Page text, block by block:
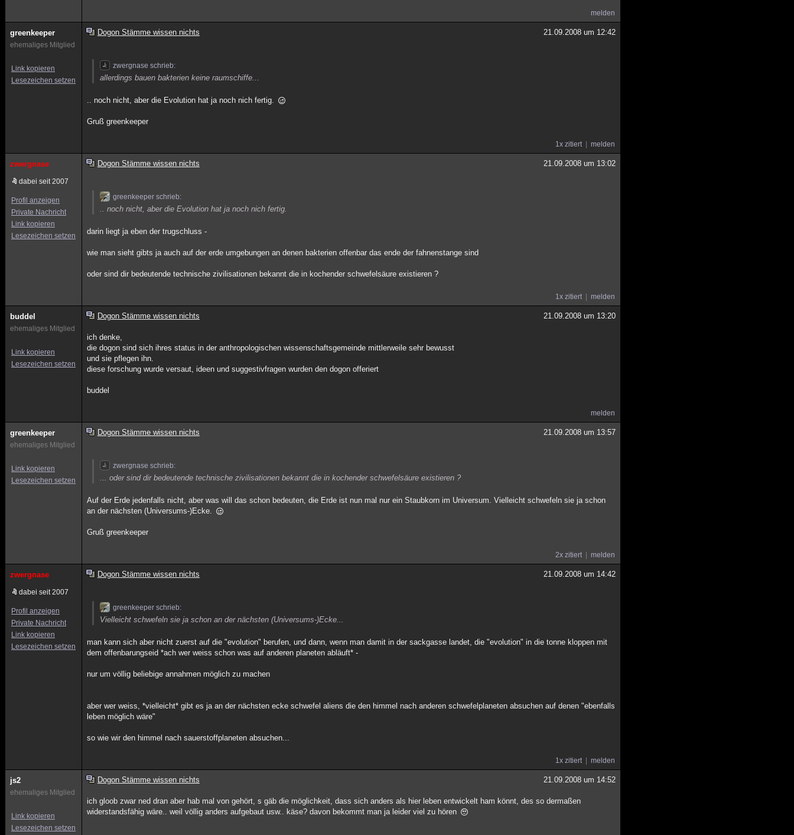
melden
greenkeeper
ehemaliges Mitglied
Link kopieren
Lesezeichen setzen
Dogon Stämme wissen nichts 21.09.2008 um 12:42
zwergnase schrieb:
allerdings bauen bakterien keine raumschiffe...
.. noch nicht, aber die Evolution hat ja noch nich fertig.
Gruß greenkeeper
1x zitiert melden
zwergnase
dabei seit 2007
Profil anzeigen
Private Nachricht
Link kopieren
Lesezeichen setzen
Dogon Stämme wissen nichts 21.09.2008 um 13:02
greenkeeper schrieb:
.. noch nicht, aber die Evolution hat ja noch nich fertig.
darin liegt ja eben der trugschluss -
wie man sieht gibts ja auch auf der erde umgebungen an denen bakterien offenbar das ende der fahnenstange sind
oder sind dir bedeutende technische zivilisationen bekannt die in kochender schwefelsäure existieren ?
1x zitiert melden
buddel
ehemaliges Mitglied
Link kopieren
Lesezeichen setzen
Dogon Stämme wissen nichts 21.09.2008 um 13:20
ich denke,
die dogon sind sich ihres status in der anthropologischen wissenschaftsgemeinde mittlerweile sehr bewusst
und sie pflegen ihn.
diese forschung wurde versaut, ideen und suggestivfragen wurden den dogon offeriert
buddel
melden
greenkeeper
ehemaliges Mitglied
Link kopieren
Lesezeichen setzen
Dogon Stämme wissen nichts 21.09.2008 um 13:57
zwergnase schrieb:
... oder sind dir bedeutende technische zivilisationen bekannt die in kochender schwefelsäure existieren ?
Auf der Erde jedenfalls nicht, aber was will das schon bedeuten, die Erde ist nun mal nur ein Staubkorn im Universum. Vielleicht schwefeln sie ja schon
an der nächsten (Universums-)Ecke.
Gruß greenkeeper
2x zitiert melden
zwergnase
dabei seit 2007
Profil anzeigen
Private Nachricht
Link kopieren
Lesezeichen setzen
Dogon Stämme wissen nichts 21.09.2008 um 14:42
greenkeeper schrieb:
Vielleicht schwefeln sie ja schon an der nächsten (Universums-)Ecke...
man kann sich aber nicht zuerst auf die "evolution" berufen, und dann, wenn man damit in der sackgasse landet, die "evolution" in die tonne kloppen mit
dem offenbarungseid *ach wer weiss schon was auf anderen planeten abläuft* -
nur um völlig beliebige annahmen möglich zu machen
aber wer weiss, *vielleicht* gibt es ja an der nächsten ecke schwefel aliens die den himmel nach anderen schwefelplaneten absuchen auf denen "ebenfalls
leben möglich wäre"
so wie wir den himmel nach sauerstoffplaneten absuchen...
1x zitiert melden
js2
ehemaliges Mitglied
Link kopieren
Lesezeichen setzen
Dogon Stämme wissen nichts 21.09.2008 um 14:52
ich gloob zwar ned dran aber hab mal von gehört, s gäb die möglichkeit, dass sich anders als hier leben entwickelt ham könnt, des so dermaßen
widerstandsfähig wäre.. weil völlig anders aufgebaut usw.. käse? davon bekommt man ja leider viel zu hören